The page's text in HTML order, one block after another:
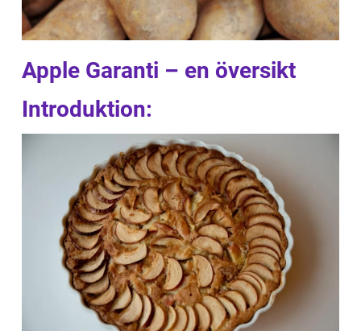
Apple Garanti – en översikt
Introduktion: